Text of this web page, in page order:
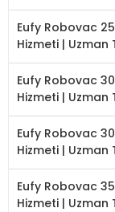
Eufy Robovac
Hizmeti | Uzman
Eufy Robovac
Hizmeti | Uzman
Eufy Robovac
Hizmeti | Uzman
Eufy Robovac
Hizmeti | Uzman